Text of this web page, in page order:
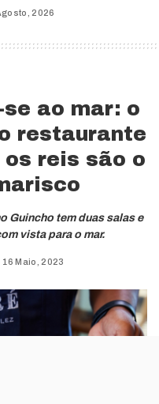
2026
ao mar: o
restaurante
os reis são o
Guincho tem duas salas e
vista para o mar.
16 Maio, 2023